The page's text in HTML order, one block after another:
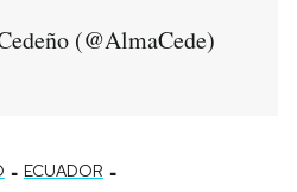
(@AlmaCede)
- ECUADOR -